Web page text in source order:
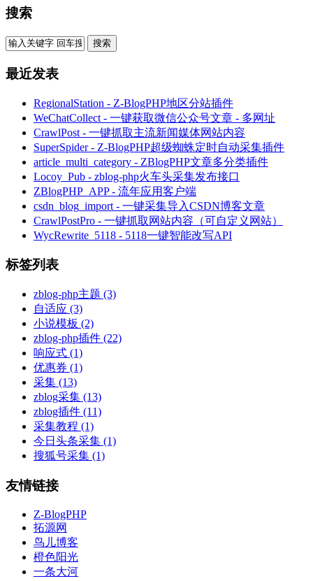
搜索
最近发表
RegionalStation - Z-BlogPHP地区分站插件
WeChatCollect - 一键获取微信公众号文章 - 多网址
CrawlPost - 一键抓取主流新闻媒体网站内容
SuperSpider - Z-BlogPHP超级蜘蛛定时自动采集插件
article_multi_category - ZBlogPHP文章多分类插件
Locoy_Pub - zblog-php火车头采集发布接口
ZBlogPHP_APP - 流年应用客户端
csdn_blog_import - 一键采集导入CSDN博客文章
CrawlPostPro - 一键抓取网站内容（可自定义网站）
WycRewrite_5118 - 5118一键智能改写API
标签列表
zblog-php主题 (3)
自适应 (3)
小说模板 (2)
zblog-php插件 (22)
响应式 (1)
优惠券 (1)
采集 (13)
zblog采集 (13)
zblog插件 (11)
采集教程 (1)
今日头条采集 (1)
搜狐号采集 (1)
友情链接
Z-BlogPHP
拓源网
鸟儿博客
橙色阳光
一条大河